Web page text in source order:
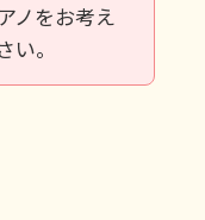
ノをお考え
。